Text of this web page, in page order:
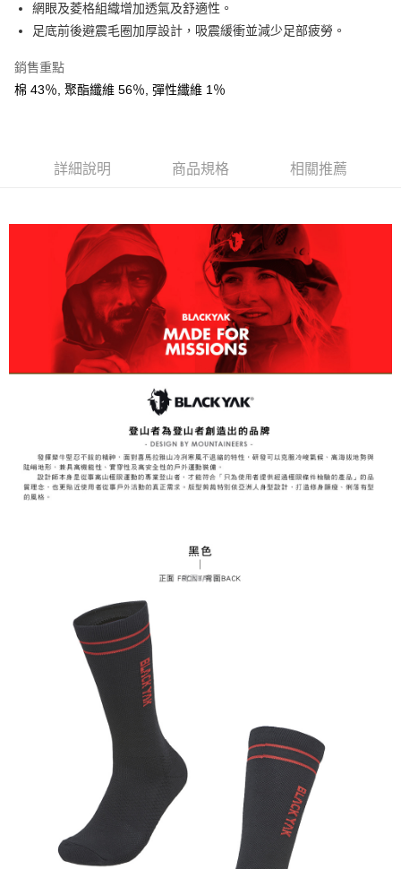
全盈+PAY
相關說明
【關於「AFTEE先享後付」】
３．安心：先確認商品／服務後，再付款。
結帳頁面，進行簡訊認證並確認金額後，即可完成結帳。
２．訂單成立數日內，您將收到繳費通知簡訊。
３．收到繳費通知簡訊後14天內，點擊此簡訊中的連結，可透過四大超商／
ATM／網路銀行／等多元方式進行付款，方視為交易完成。
※ 請注意：結帳手續完成當下不需立刻繳費，但若您需要取消訂單，請聯絡
購買商品的店家。未經商家同意取消之訂單仍視為有效，需透過AFTEE先享
後付繳納相關費用。
※ 交易是否成功請以「AFTEE先享後付 」之結帳頁面顯示為準，若有關於
是否繳費成功／繳費後需取消欲退款等相關疑問，請聯繫「AFTEE先享後付
１．透過由恩沛科技股份有限公司提供之「AFTEE先享後付」服務完成之交
易，需依本服務之必要範圍內提供個人資料，並將交易相關給付款項請求債
權轉讓予恩沛科技股份有限公司。
２．關於個人資料處理事宜，請瀏覽以下網址：
https://aftee.tw/terms/#terms3
４．使用「AFTEE先享後付」時，將依據個別帳號之用戶狀況，依本公司即
時審查核予不同之上限額度；若仍有額度不足之情形，本公司將視審查結果
５．嚴禁一人註冊多個帳號或使用他人資訊註冊。若發現惡意使用之情形，
恩沛科技股份有限公司將有權停止該用戶之使用額度並採取法律行動。
全家取貨付款
付款後全家取貨
每筆NT$60，滿NT$599(含以上)免運費
萊爾富取貨付款
每筆NT$60，滿NT$799(含以上)免運費
付款後萊爾富取貨
每筆NT$60，滿NT$799(含以上)免運費
每筆NT$60，滿NT$799(含以上)免運費
付款後7-11取貨
每筆NT$60，滿NT$799(含以上)免運費
每筆NT$70，滿NT$799(含以上)免運費
網眼及菱格組織增加透氣及舒適性。
足底前後避震毛圈加厚設計，吸震緩衝並減少足部疲勞。
銷售重點
棉 43％, 聚酯纖維 56％, 彈性纖維 1％
詳細說明 商品規格 相關推薦